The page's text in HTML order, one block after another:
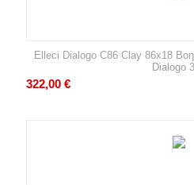
Elleci Dialogo C86 Clay 86x18
Dialogo
322,00 €